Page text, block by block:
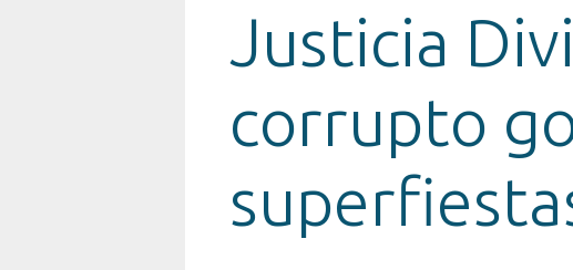
Justicia
corrupto